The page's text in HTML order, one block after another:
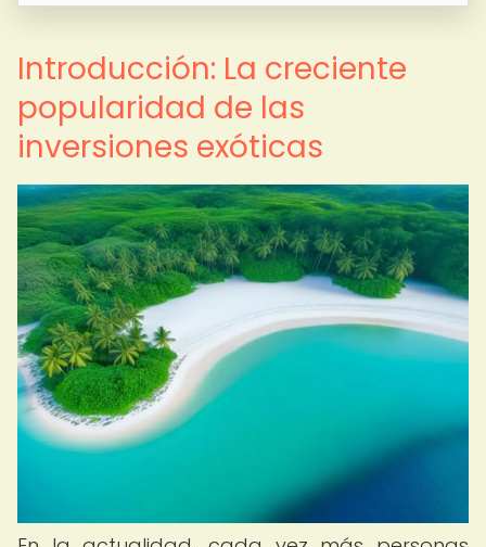
Introducción: La creciente
popularidad de las
inversiones exóticas